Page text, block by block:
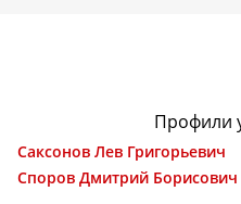
Профили
Саксонов Лев Григорьевич
Споров Дмитрий Борисович